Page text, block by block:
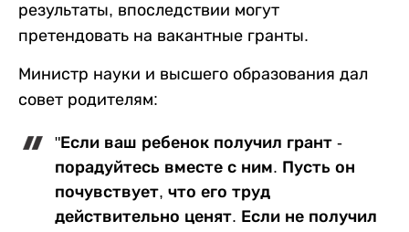
результаты, впоследствии могут
претендовать на вакантные гранты.
Министр науки и высшего образования дал
совет родителям:
"Если ваш ребенок получил грант -
порадуйтесь вместе с ним. Пусть он
почувствует, что его труд
действительно ценят. Если не получил